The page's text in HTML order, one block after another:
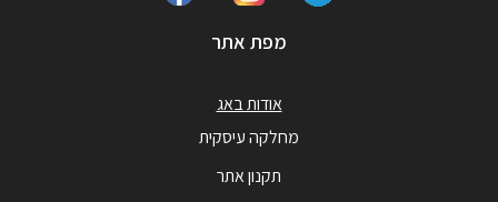
מפת אתר
אודות באג
מחלקה עיסקית
תקנון אתר